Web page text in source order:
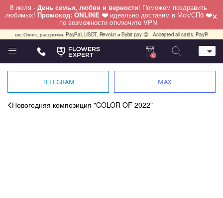
8 июля - День семьи, любви и верности! Поможем поздравить
любимых! Промокод: ONLINE ❤️ идеально доставим в Мск/СПб ❤️
по возможности отключите VPN ×
рассрочки, PayPal, USDT, Revolut и Bybit pay 😊 Accepted all cards, PayPal,
Телефон
+7 (495) 982-55-05
0
TELEGRAM MAX
Новогодняя композиция "COLOR OF 2022"